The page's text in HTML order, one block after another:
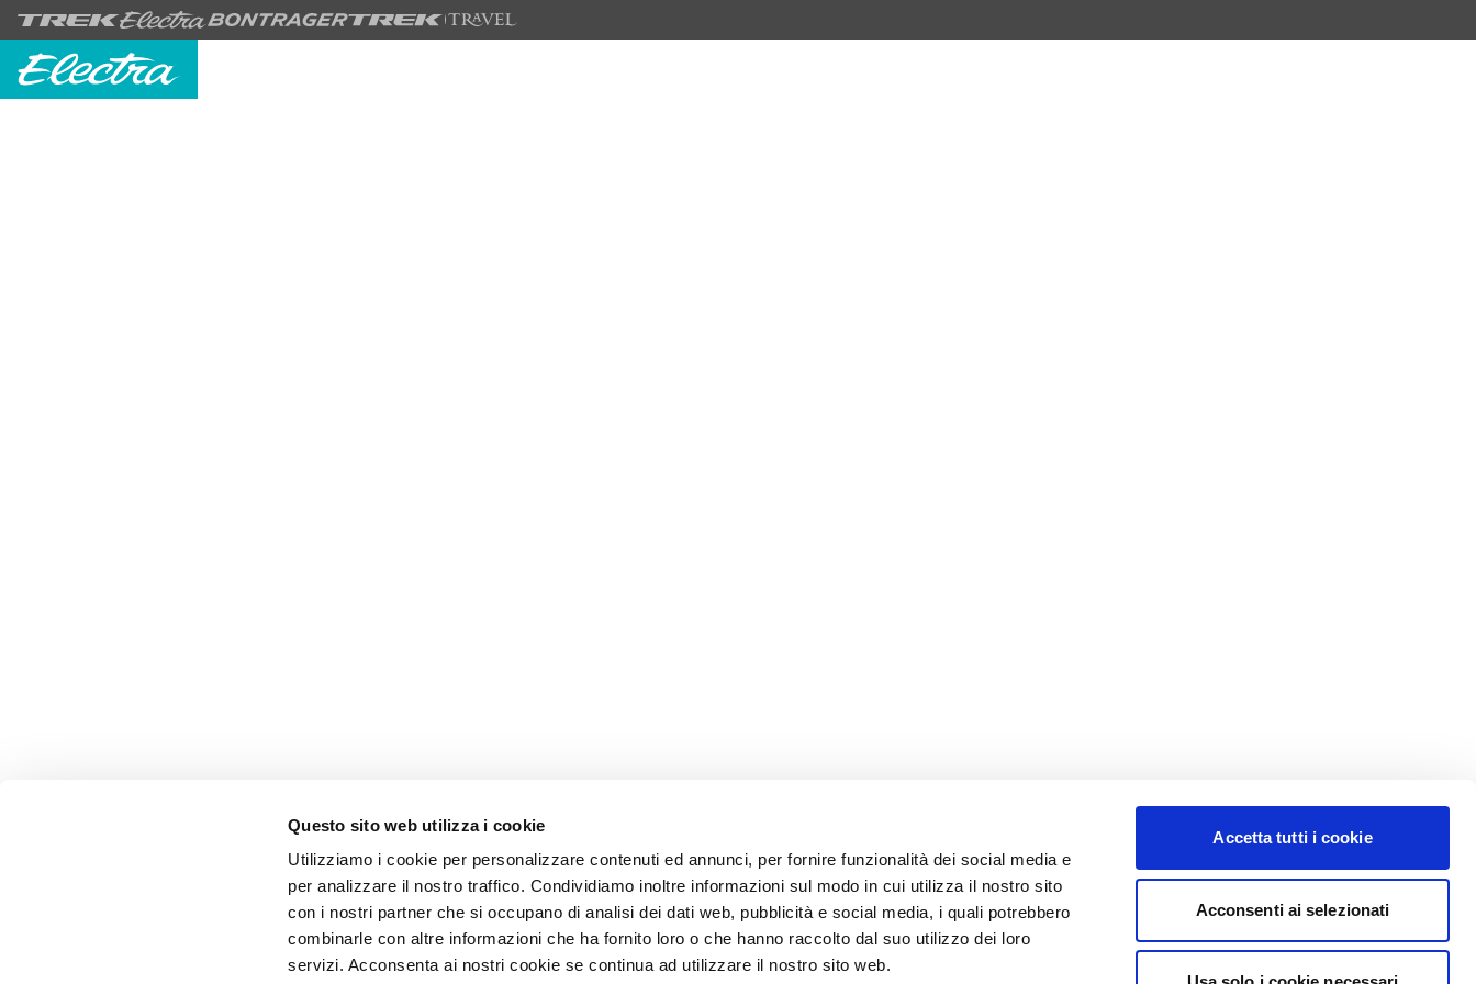
Questo sito web utilizza i cookie
Utilizziamo i cookie per personalizzare contenuti ed annunci, per fornire funzionalità dei social media e
per analizzare il nostro traffico. Condividiamo inoltre informazioni sul modo in cui utilizza il nostro sito
con i nostri partner che si occupano di analisi dei dati web, pubblicità e social media, i quali potrebbero
combinarle con altre informazioni che ha fornito loro o che hanno raccolto dal suo utilizzo dei loro
servizi. Acconsenta ai nostri cookie se continua ad utilizzare il nostro sito web.
Accetta tutti i cookie
Acconsenti ai selezionati